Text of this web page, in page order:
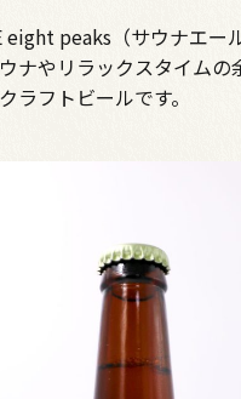
eight peaks（サウナエー
ナやリラックスタイムの
ラフトビールです。